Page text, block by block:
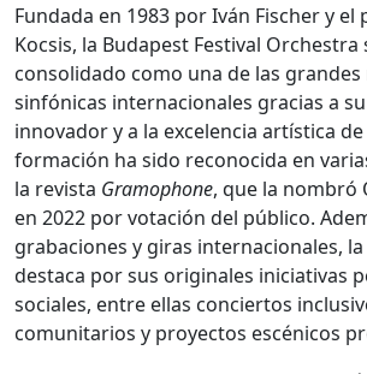
Fundada en 1983 por Iván Fischer y el
Kocsis, la Budapest Festival Orchestra
consolidado como una de las
sinfónicas internacionales gracias a
innovador y a la excelencia artística
formación ha sido reconocida en
la revista Gramophone, que la nombró
en 2022 por votación del público.
grabaciones y giras internacionales,
destaca por sus originales iniciativas
sociales, entre ellas conciertos
comunitarios y proyectos escénicos